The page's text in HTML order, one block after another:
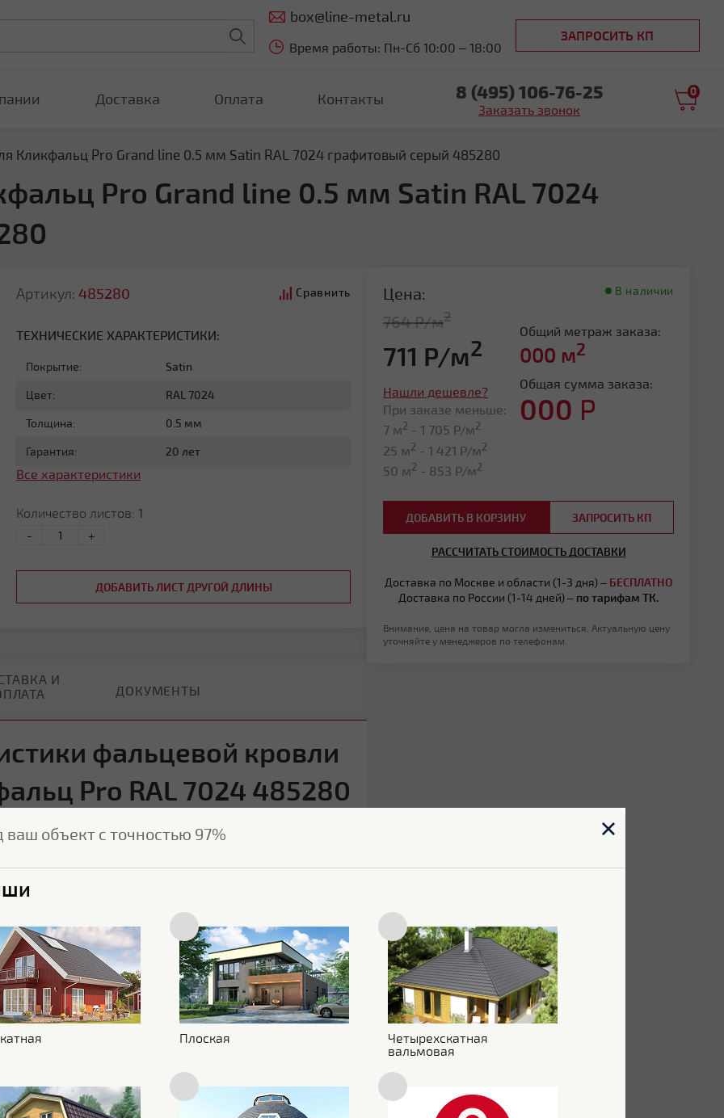
box@line-metal.ru
Время работы: Пн-Сб 10:00 – 18:00
ЗАПРОСИТЬ КП
Доставка Оплата Контакты 8 (495) 106-76-25
Заказать звонок
0
Кликфальц Pro Grand line 0.5 мм Satin RAL 7024 графитовый серый 485280
Pro Grand line 0.5 мм Satin RAL 7024
Артикул: 485280 Сравнить
ТЕХНИЧЕСКИЕ ХАРАКТЕРИСТИКИ:
Покрытие: Satin
Цвет: RAL 7024
Толщина: 0.5 мм
Гарантия: 20 лет
Все характеристики
Количество листов: 1
-
+
ДОБАВИТЬ ЛИСТ ДРУГОЙ ДЛИНЫ
И
ДОКУМЕНТЫ
фальцевой кровли
Pro RAL 7024 485280
Толщина полимерного
покрытия
25 мкм
Текстура поверхности Гладкая
Блеск поверхности Глянцевая
Защитный слой Zn 100-140 г/м2
Обратная сторона Эпоксидная серая
Цена:
764 Р/м2
711 Р/м2
Нашли дешевле?
При заказе меньше:
7 м2 - 1 705 Р/м2
25 м2 - 1 421 Р/м2
50 м2 - 853 Р/м2
В наличии
Общий метраж заказа:
000 м2
Общая сумма заказа:
000 Р
ДОБАВИТЬ В КОРЗИНУ ЗАПРОСИТЬ КП
РАССЧИТАТЬ СТОИМОСТЬ ДОСТАВКИ
Доставка по Москве и области (1-3 дня) – БЕСПЛАТНО
Доставка по России (1-14 дней) – по тарифам ТК.
Внимание, цена на товар могла измениться. Актуальную цену
уточняйте у менеджеров по телефонам.
объект с точностью 97%
Плоская
Четырехскатная
вальмовая